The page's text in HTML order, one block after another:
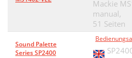
Owner's Manual 37
Owner's Manual 39
Mackie
manual,
51 Seiten
Sound Palette
Series SP2400